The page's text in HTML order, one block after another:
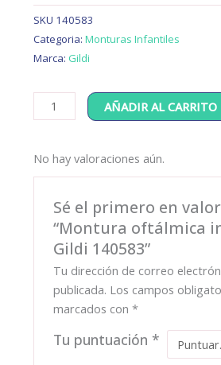
original
era:
$ 260.000.
SKU 140583
Categoria: Monturas Infantiles
Marca: Gildi
Montura
oftálmica
Gildi
140583
AÑADIR AL CARRITO
No hay valoraciones aún.
Sé el primero en
“Montura oftálmica
Gildi 140583”
Tu dirección de correo
publicada. Los campos
marcados con*
Tu puntuación*